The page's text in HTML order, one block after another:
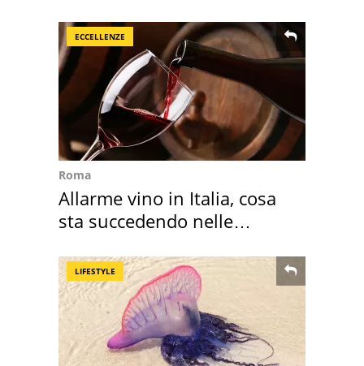
ECCELLENZE
Roma
Allarme vino in Italia, cosa
sta succedendo nelle
LIFESTYLE